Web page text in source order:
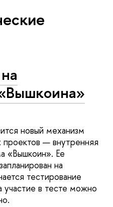
новый механизм
— внутренняя
«Вышкоин». Ее
на
тестирование
участие в тесте можно